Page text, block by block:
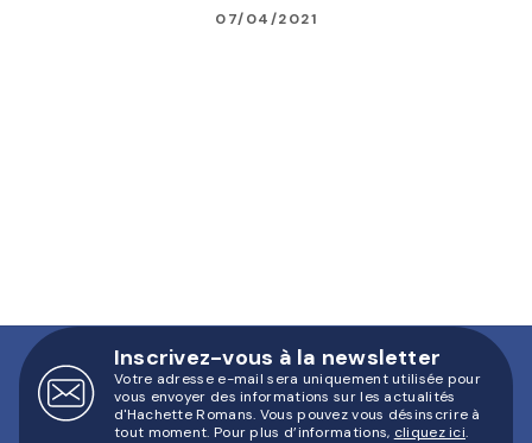
07/04/2021
Inscrivez-vous à la newsletter
Votre adresse e-mail sera uniquement utilisée pour
vous envoyer des informations sur les actualités
d'Hachette Romans. Vous pouvez vous désinscrire à
tout moment. Pour plus d’informations, cliquez ici.